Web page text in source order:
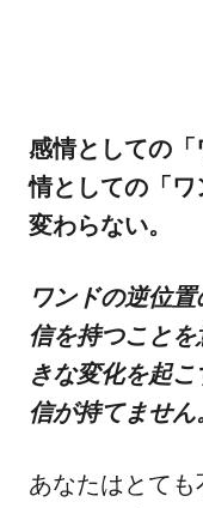
感情としての
情としての「ワ
変わらない。
ワンドの逆位
信を持つこと
きな変化を起
信が持てません
あなたはとて